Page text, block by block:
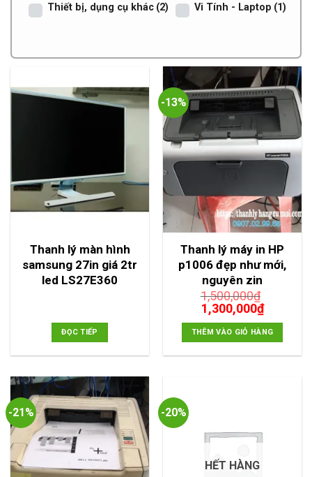
Thiết bị, dụng cụ khác (2) Vi Tính - Laptop (1)
Thanh lý màn hình
samsung 27in giá 2tr
led LS27E360
ĐỌC TIẾP
-13%
Thanh lý máy in HP
p1006 đẹp như mới,
nguyên zin
1,500,000₫
Giá
gốc
là:
1,500,000₫.
1,300,000₫Giá
hiện
tại
là:
THÊM VÀO GIỎ HÀNG
-21% -20%
HẾT HÀNG